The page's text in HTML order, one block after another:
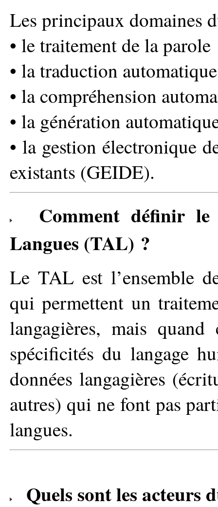
Les principaux domaines
• le traitement de la parole
• la traduction
• la compréhension
• la génération
• la gestion électronique
existants (GEIDE).
Comment définir
Langues (TAL) ?
Le TAL est l’ensemble
qui permettent un
langagières, mais
spécificités du langage
données langagières
autres) qui ne font pas
langues.
Quels sont les acteurs